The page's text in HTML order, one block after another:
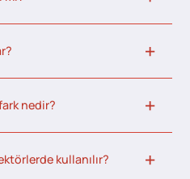
nedir?
kullanılır?